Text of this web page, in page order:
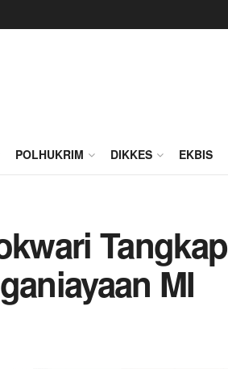
POLHUKRIM DIKKES EKBIS
Tangkap
MI